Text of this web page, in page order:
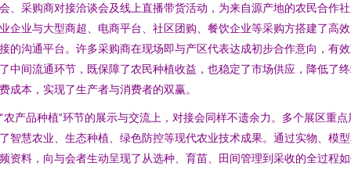
、采购商对接洽谈会及线上直播带货活动，为来自源产地的农民合作
企业与大型商超、电商平台、社区团购、餐饮企业等采购方搭建了高
的沟通平台。许多采购商在现场即与产区代表达成初步合作意向，有
中间流通环节，既保障了农民种植收益，也稳定了市场供应，降低了
成本，实现了生产者与消费者的双赢。
农产品种植”环节的展示与交流上，对接会同样不遗余力。多个展区重点
智慧农业、生态种植、绿色防控等现代农业技术成果。通过实物、模
资料，向与会者生动呈现了从选种、育苗、田间管理到采收的全过程